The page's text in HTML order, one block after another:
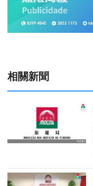
相關新聞